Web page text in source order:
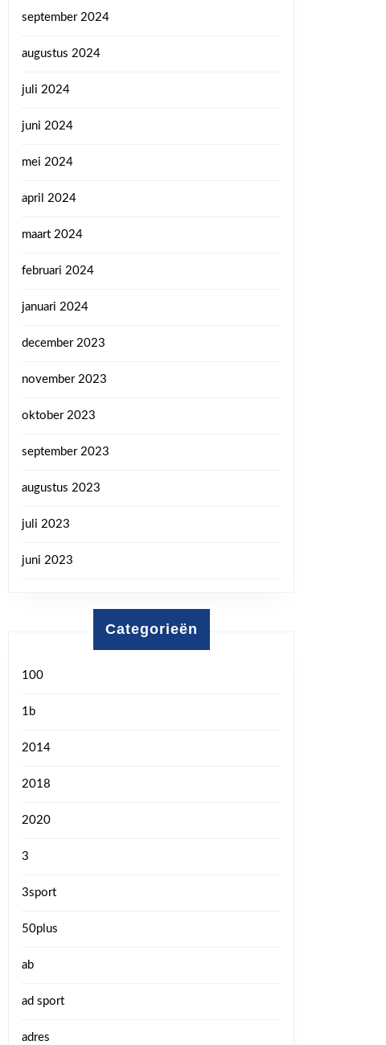
september 2024
augustus 2024
juli 2024
juni 2024
mei 2024
april 2024
maart 2024
februari 2024
januari 2024
december 2023
november 2023
oktober 2023
september 2023
augustus 2023
juli 2023
juni 2023
Categorieën
100
1b
2014
2018
2020
3
3sport
50plus
ab
ad sport
adres